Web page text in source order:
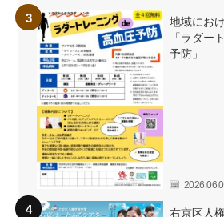
地域にお
「ラダー
予防」
右京区人